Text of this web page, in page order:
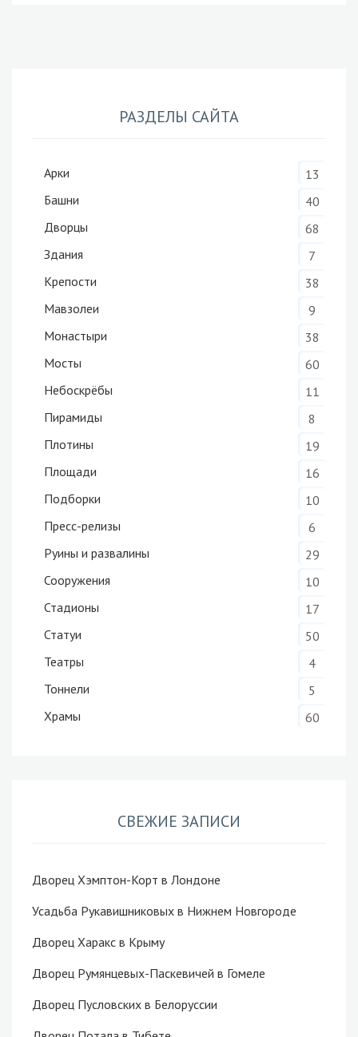
РАЗДЕЛЫ САЙТА
Арки
13
Башни
40
Дворцы
68
Здания
7
Крепости
38
Мавзолеи
9
Монастыри
38
Мосты
60
Небоскрёбы
11
Пирамиды
8
Плотины
19
Площади
16
Подборки
10
Пресс-релизы
6
Руины и развалины
29
Сооружения
10
Стадионы
17
Статуи
50
Театры
4
Тоннели
5
Храмы
60
СВЕЖИЕ ЗАПИСИ
Дворец Хэмптон-Корт в Лондоне
Усадьба Рукавишниковых в Нижнем Новгороде
Дворец Харакс в Крыму
Дворец Румянцевых-Паскевичей в Гомеле
Дворец Пусловских в Белоруссии